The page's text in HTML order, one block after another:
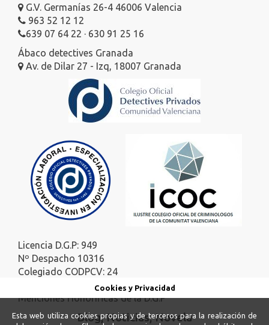
Cookies y Privacidad
Esta web utiliza cookies propias y de terceros para la realización de
G.V. Germanías 26-4 46006 Valencia
963 52 12 12
639 07 64 22 · 630 91 25 16
Ábaco detectives Granada
Av. de Dilar 27 - Izq, 18007 Granada
Licencia D.G.P: 949
Nº Despacho 10316
Colegiado CODPCV: 24
Colegiado ICOC: 140
Menciones Honoríficas de la D.G.P
Blog, Noticias, Novela